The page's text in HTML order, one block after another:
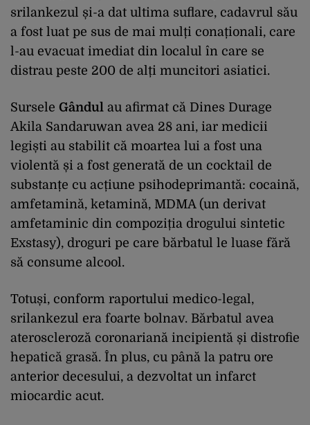
srilankezul și-a dat ultima suflare, cadavrul său
a fost luat pe sus de mai mulți conaționali, care
l-au evacuat imediat din localul în care se
distrau peste 200 de alți muncitori asiatici.
Sursele Gândul au afirmat că Dines Durage
Akila Sandaruwan avea 28 ani, iar medicii
legiști au stabilit că moartea lui a fost una
violentă și a fost generată de un cocktail de
substanțe cu acțiune psihodeprimantă: cocaină,
amfetamină, ketamină, MDMA (un derivat
amfetaminic din compoziția drogului sintetic
Exstasy), droguri pe care bărbatul le luase fără
să consume alcool.
Totuși, conform raportului medico-legal,
srilankezul era foarte bolnav. Bărbatul avea
ateroscleroză coronariană incipientă și distrofie
hepatică grasă. În plus, cu până la patru ore
anterior decesului, a dezvoltat un infarct
miocardic acut.